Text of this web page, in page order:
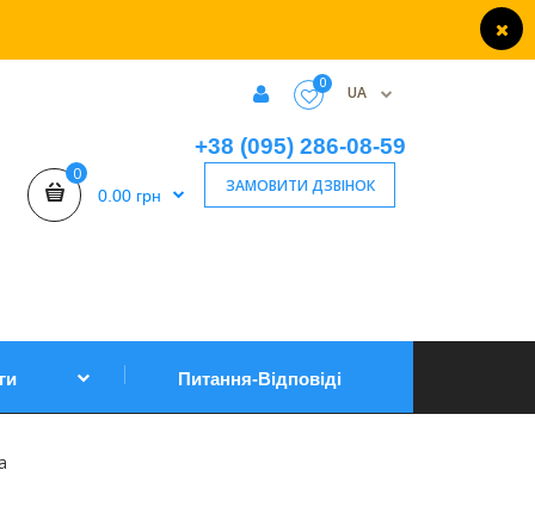
0 UA
0
0.00 грн
+38 (095) 286-08-59
ЗАМОВИТИ ДЗВІНОК
Питання-Відповіді